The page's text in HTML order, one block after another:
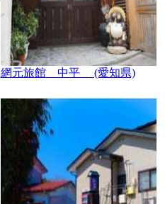
網元旅館 中平 (愛知県)